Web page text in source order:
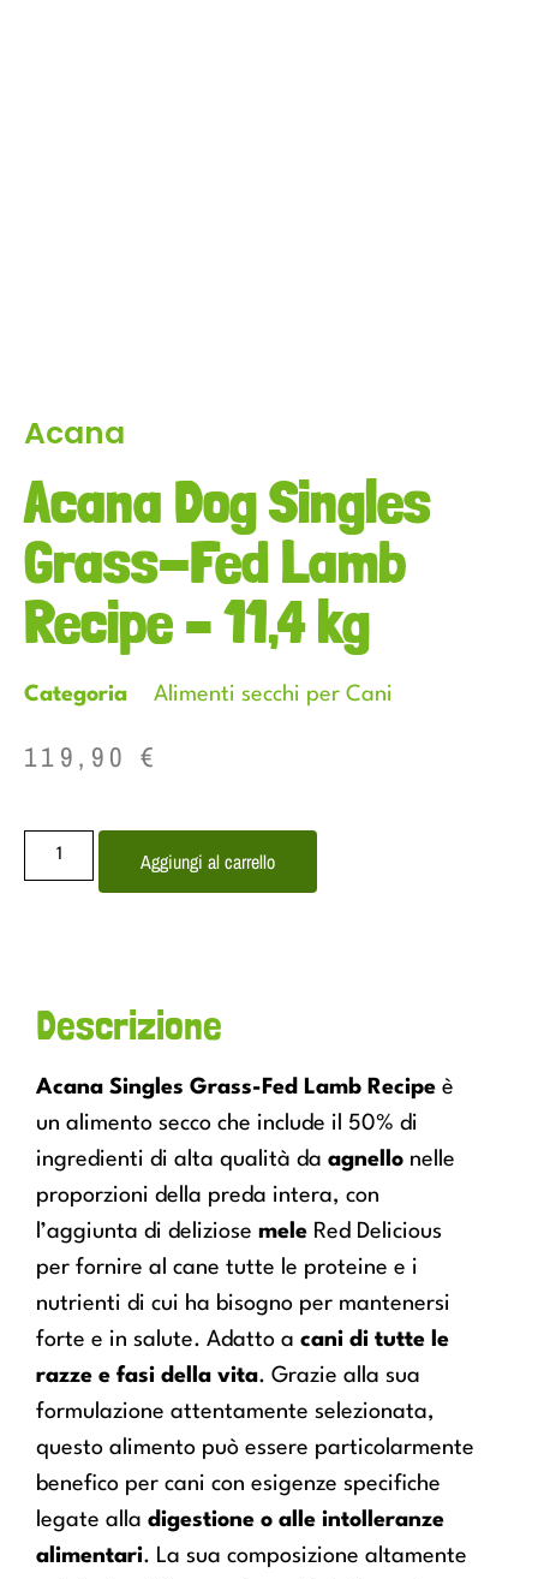
Acana
Acana Dog Singles
Grass-Fed Lamb
Recipe – 11,4 kg
Categoria Alimenti secchi per Cani
119,90 €
Aggiungi al carrello
Descrizione
Acana Singles Grass-Fed Lamb Recipe è
un alimento secco che include il 50% di
ingredienti di alta qualità da agnello nelle
proporzioni della preda intera, con
l’aggiunta di deliziose mele Red Delicious
per fornire al cane tutte le proteine e i
nutrienti di cui ha bisogno per mantenersi
forte e in salute. Adatto a cani di tutte le
razze e fasi della vita. Grazie alla sua
formulazione attentamente selezionata,
questo alimento può essere particolarmente
benefico per cani con esigenze specifiche
legate alla digestione o alle intolleranze
alimentari. La sua composizione altamente